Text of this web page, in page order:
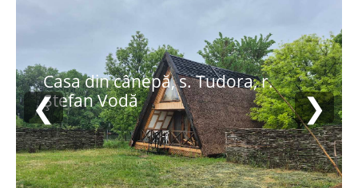
Casa din cânepă, s. Tudora, r.
Ștefan Vodă
❮ ❯